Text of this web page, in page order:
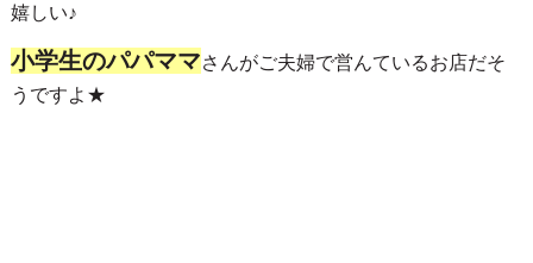
嬉しい♪
小学生のパパママさんがご夫婦で営んているお店だそ
うですよ★